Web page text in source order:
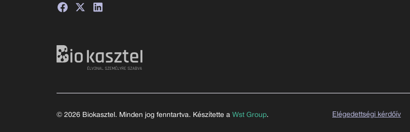
© 2026 Biokasztel. Minden jog fenntartva. Készítette a Wst Group. Elégedettségi kérdőív